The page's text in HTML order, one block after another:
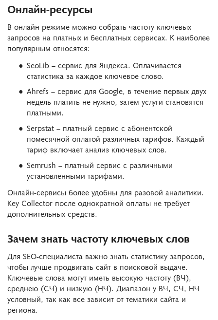
Онлайн-ресурсы
В онлайн-режиме можно собрать частоту ключевых
запросов на платных и бесплатных сервисах. К наиболее
популярным относятся:
SeoLib – сервис для Яндекса. Оплачивается
статистика за каждое ключевое слово.
Ahrefs – сервис для Google, в течение первых двух
недель платить не нужно, затем услуги становятся
платными.
Serpstat – платный сервис с абонентской
помесячной оплатой различных тарифов. Каждый
тариф включает анализ ключевых слов.
Semrush – платный сервис с различными
установленными тарифами.
Онлайн-сервисы более удобны для разовой аналитики.
Key Collector после однократной оплаты не требует
дополнительных средств.
Зачем знать частоту ключевых слов
Для SEO-специалиста важно знать статистику запросов,
чтобы лучше продвигать сайт в поисковой выдаче.
Ключевые слова могут иметь высокую частоту (ВЧ),
среднею (СЧ) и низкую (НЧ). Диапазон у ВЧ, СЧ, НЧ
условный, так как все зависит от тематики сайта и
региона.